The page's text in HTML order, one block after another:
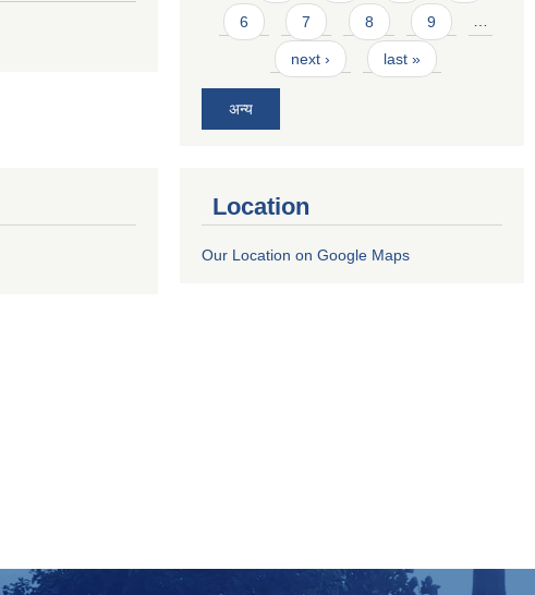
6 7 8 9 …
next › last »
अन्य
Location
Our Location on Google Maps